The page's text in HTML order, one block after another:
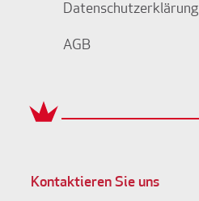
Datenschutzerklärung
AGB
Kontaktieren Sie uns